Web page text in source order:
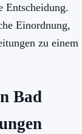
Entscheidung.
Einordnung,
zu einem
Bad